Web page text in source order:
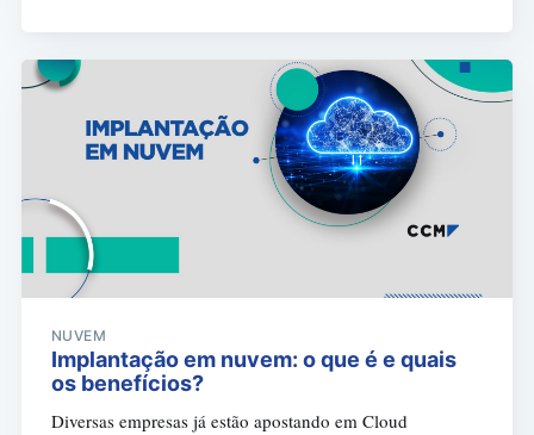
NUVEM
Implantação em nuvem: o que é e quais
os benefícios?
Diversas empresas já estão apostando em Cloud